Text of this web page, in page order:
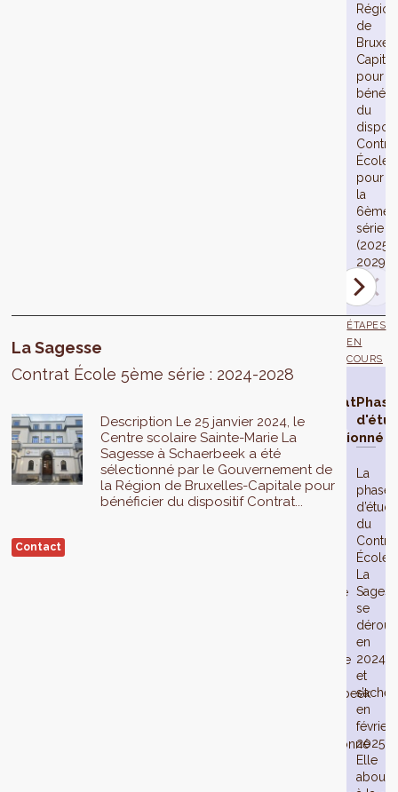
Région
de
pour
du
Contrat
École
pour
la
6ème
série
(2025-
2029).
La Sagesse
Contrat École 5ème série : 2024-2028
Description Le 25 janvier 2024, le
Centre scolaire Sainte-Marie La
Sagesse à Schaerbeek a été
sélectionné par le Gouvernement de
la Région de Bruxelles-Capitale pour
bénéficier du dispositif Contrat...
Contact
ÉTAPES
EN
COURS
Contrat
École
sélectionné
Le
scolaire
Sagesse
Schaerbeek
sélectionné
Phase
La
phase
du
Contrat
École
La
se
en
2024
et
en
février
2025.
Elle
aboutit